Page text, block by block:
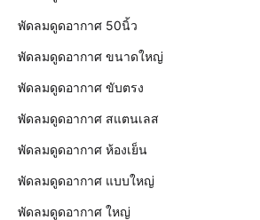
พัดลมดูดอากาศ 50นิ้ว
พัดลมดูดอากาศ ขนาดใหญ่
พัดลมดูดอากาศ ขับตรง
พัดลมดูดอากาศ สแตนเลส
พัดลมดูดอากาศ ห้องเย็น
พัดลมดูดอากาศ แบบใหญ่
พัดลมดูดอากาศ ใหญ่